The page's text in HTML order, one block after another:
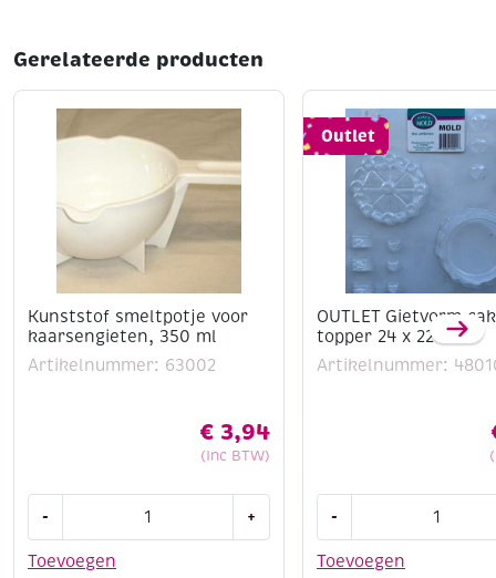
Gerelateerde producten
Kunststof smeltpotje voor
kaarsengieten, 350 ml
Artikelnummer: 63002
€ 3,94
(Inc BTW)
Toevoegen
-
voor
+
Outlet
OUTLET Gietvorm
topper 24 x 22 cm
Artikelnummer:
Toevoegen
-
cake